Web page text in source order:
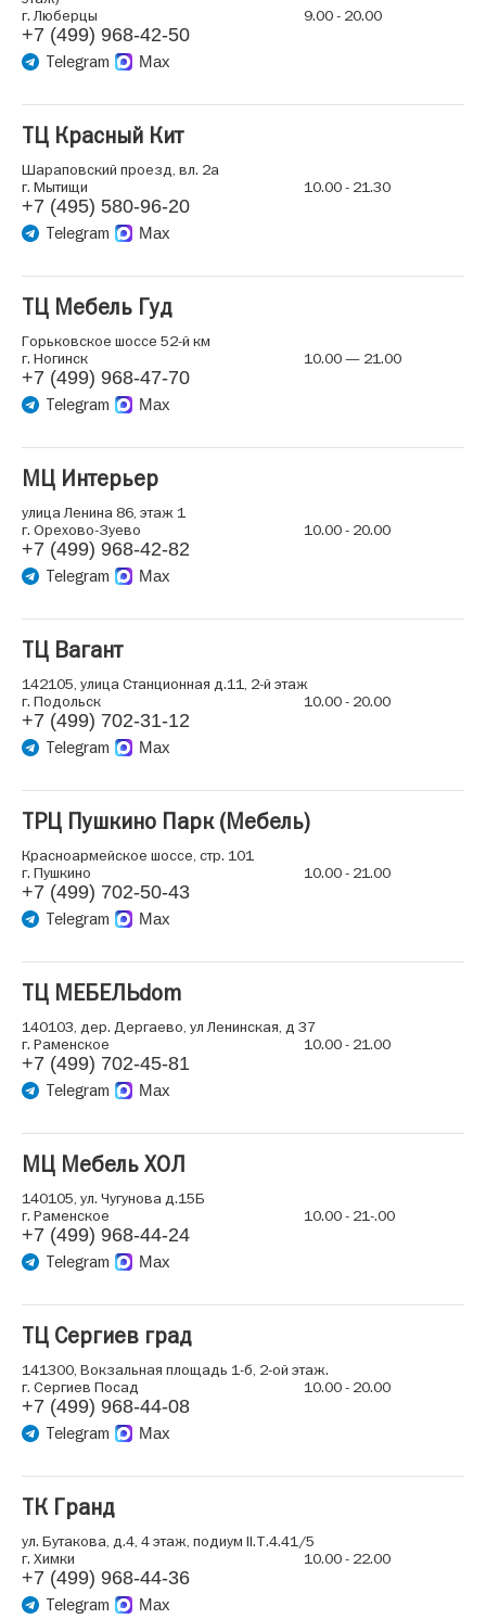
г. Люберцы
9.00 - 20.00
+7 (499) 968-42-50
Telegram Max
ТЦ Красный Кит
Шараповский проезд, вл. 2а
г. Мытищи
10.00 - 21.30
+7 (495) 580-96-20
Telegram Max
ТЦ Мебель Гуд
Горьковское шоссе 52-й км
г. Ногинск
10.00 — 21.00
+7 (499) 968-47-70
Telegram Max
МЦ Интерьер
улица Ленина 86, этаж 1
г. Орехово-Зуево
10.00 - 20.00
+7 (499) 968-42-82
Telegram Max
ТЦ Вагант
142105, улица Станционная д.11, 2-й этаж
г. Подольск
10.00 - 20.00
+7 (499) 702-31-12
Telegram Max
ТРЦ Пушкино Парк (Мебель)
Красноармейское шоссе, стр. 101
г. Пушкино
10.00 - 21.00
+7 (499) 702-50-43
Telegram Max
ТЦ МЕБЕЛЬdom
140103, дер. Дергаево, ул Ленинская, д 37
г. Раменское
10.00 - 21.00
+7 (499) 702-45-81
Telegram Max
МЦ Мебель ХОЛ
140105, ул. Чугунова д.15Б
г. Раменское
10.00 - 21-.00
+7 (499) 968-44-24
Telegram Max
ТЦ Сергиев град
141300, Вокзальная площадь 1-б, 2-ой этаж.
г. Сергиев Посад
10.00 - 20.00
+7 (499) 968-44-08
Telegram Max
ТК Гранд
ул. Бутакова, д.4, 4 этаж, подиум II.Т.4.41/5
г. Химки
10.00 - 22.00
+7 (499) 968-44-36
Telegram Max